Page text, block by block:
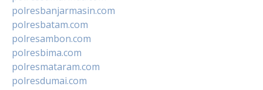
polresbanjarmasin.com
polresbatam.com
polresambon.com
polresbima.com
polresmataram.com
polresdumai.com